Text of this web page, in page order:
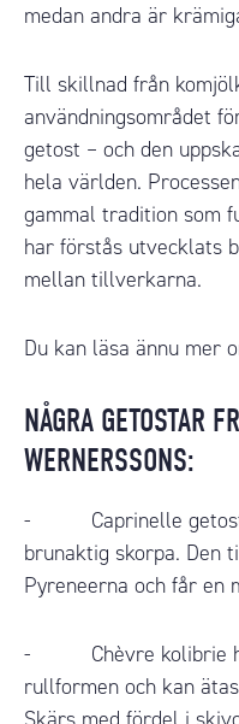
medan andra är
Till skillnad från
användningsområdet
getost – och den
hela världen.
gammal tradition som
har förstås utvecklats
mellan tillverkarna.
Du kan läsa ännu mer
NÅGRA GETOSTAR
WERNERSSONS:
- Caprinelle
brunaktig skorpa. Den
Pyreneerna och får en
- Chèvre kolibrie
rullformen och kan